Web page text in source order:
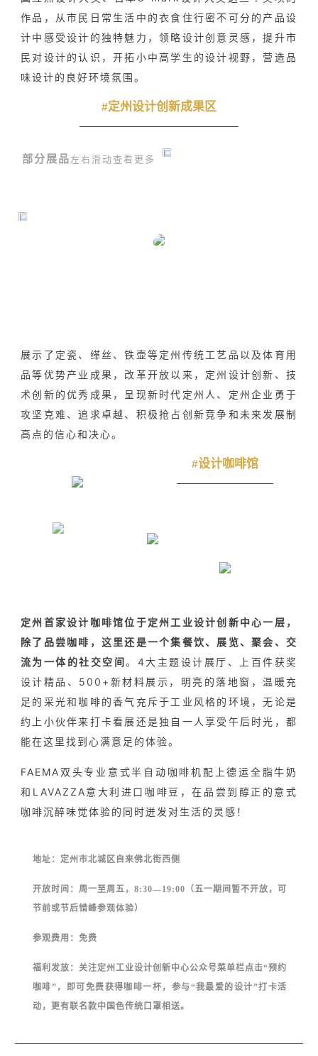
作品，从市民日常生活中的衣食住行密不可分的产品设
计中感受设计的独特魅力，领略设计创意灵感，提升市
民对设计的认识，开拓小中高学生的设计视野，营造品
味设计的良好环境氛围。
#定州设计创新成果区
部分展品 左右滑动查看更多
展示了定瓷、缂丝、铁壶等定州传统工艺品以及体育用
品等优势产业成果，改革开放以来，定州设计创新、技
术创新的优秀成果，呈现新时代定州人、定州企业勇于
攻坚克难、追求卓越、积极抢占创新竞争和未来发展制
高点的信心和决心。
#设计咖啡馆
定州首家设计咖啡馆位于定州工业设计创新中心一层，
除了品尝咖啡，这里还是一个集餐饮、展览、聚会、交
流为一体的社交空间。4大主题设计展厅、上百件获奖
设计精品、500+新材料展示，明亮的落地窗，温暖充
足的采光和咖啡的香气充斥于工业风格的环境，无论是
约上小伙伴来打卡看展还是独自一人享受午后时光，都
能在这里找到心满意足的体验。
FAEMA双头专业意式半自动咖啡机配上德运全脂牛奶
和LAVAZZA意大利进口咖啡豆，在品尝到醇正的意式
咖啡沉醉味觉体验的同时迸发对生活的灵感！
地址：定州市北城区自来佛北街西侧
开放时间：周一至周五，8:30—19:00（五一期间暂不开放，可
节前或节后错峰参观体验）
参观费用：免费
福利发放：关注定州工业设计创新中心公众号菜单栏点击“预约
咖啡”，即可免费获得咖啡一杯，参与“我最爱的设计”打卡活
动，更有联名款中国色传统口罩相送。